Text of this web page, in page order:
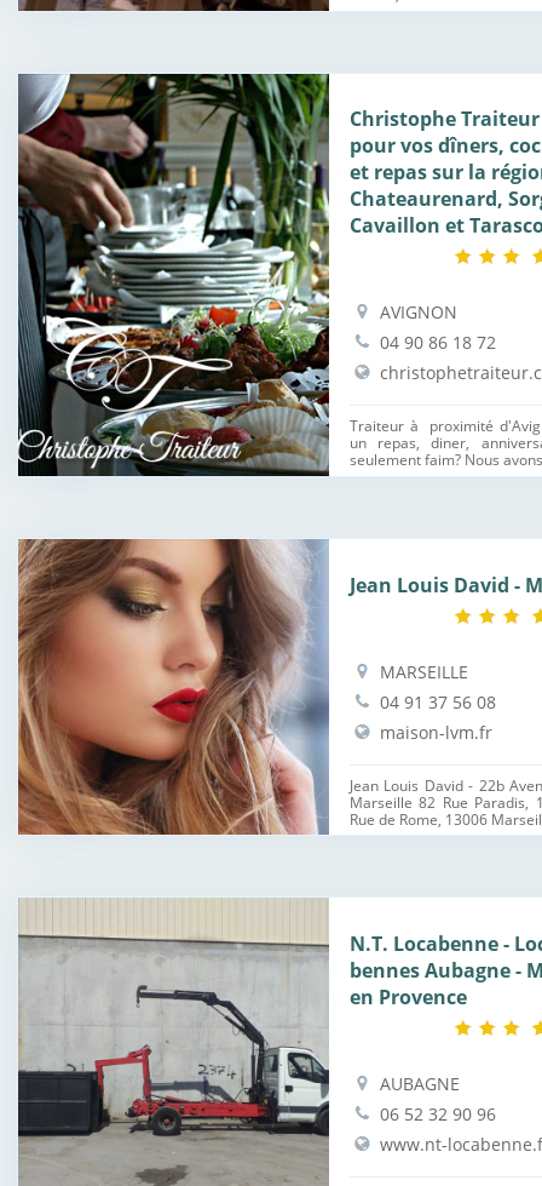
Christophe
pour vos dîners,
et repas sur la
Chateaurenard,
Cavaillon et
AVIGNON
04 90 86 18 72
Traiteur à proximité
un repas, diner,
seulement faim? Nous
Jean Louis David -
MARSEILLE
04 91 37 56 08
maison-lvm.fr
Jean Louis David - 22b
Marseille 82 Rue Paradis,
Rue de Rome, 13006
N.T. Locabenne -
bennes Aubagne -
en Provence
AUBAGNE
06 52 32 90 96
www.nt-